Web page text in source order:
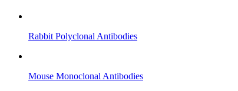
Rabbit Polyclonal Antibodies
Mouse Monoclonal Antibodies